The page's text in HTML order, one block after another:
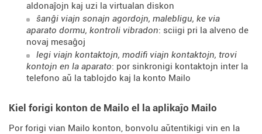
aldonaĵojn kaj uzi la virtualan diskon
ŝanĝi viajn sonajn agordojn, malebligu, ke via
aparato dormu, kontroli vibradon: sciigi pri la alveno de
novaj mesaĝoj
legi viajn kontaktojn, modifi viajn kontaktojn, trovi
kontojn en la aparato: por sinkronigi kontaktojn inter la
telefono aŭ la tablojdo kaj la konto Mailo
Kiel forigi konton de Mailo el la aplikaĵo Mailo
Por forigi vian Mailo konton, bonvolu aŭtentikigi vin en la